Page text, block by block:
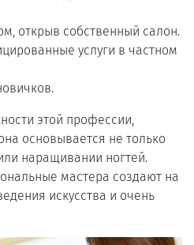
открыв собственный салон.
услуги в частном
этой профессии,
основывается не только
наращивании ногтей.
мастера создают на
искусства и очень